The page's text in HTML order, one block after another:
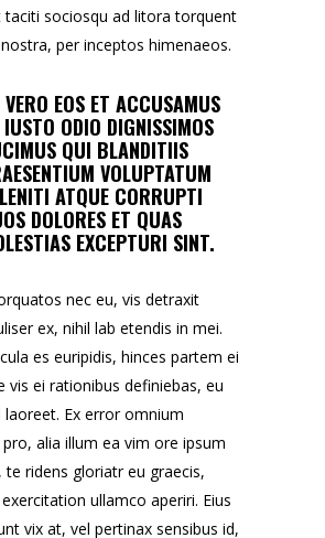
taciti sociosqu ad litora torquent
per inceptos himenaeos.
EOS ET ACCUSAMUS
IUSTO ODIO DIGNISSIMOS
QUI BLANDITIIS
VOLUPTATUM
ATQUE CORRUPTI
DOLORES ET QUAS
EXCEPTURI SINT.
nec eu, vis detraxit
ex, nihil lab etendis in mei.
es euripidis, hinces partem ei
vis ei rationibus definiebas, eu
Ex error omnium
alia illum ea vim ore ipsum
ridens gloriatr eu graecis,
ullamco aperiri. Eius
vix at, vel pertinax sensibus id,